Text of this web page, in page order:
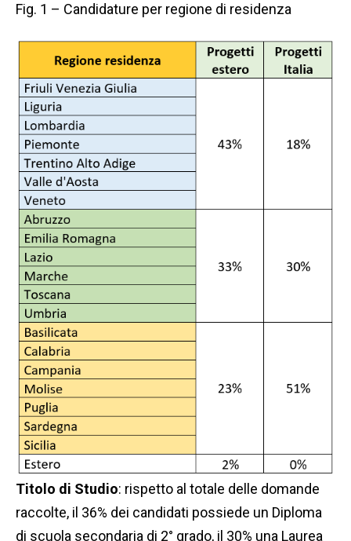
Fig. 1 – Candidature per regione di residenza
Titolo di Studio: rispetto al totale delle domande
raccolte, il 36% dei candidati possiede un Diploma
di scuola secondaria di 2° grado, il 30% una Laurea